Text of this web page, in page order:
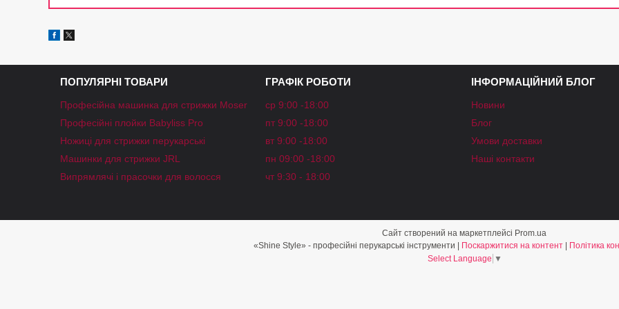
ПОПУЛЯРНІ ТОВАРИ
Професійна машинка для стрижки Moser
Професійні плойки Babyliss Pro
Ножиці для стрижки перукарські
Машинки для стрижки JRL
Випрямлячі і прасочки для волосся
ГРАФІК РОБОТИ
ср 9:00 -18:00
пт 9:00 -18:00
вт 9:00 -18:00
пн 09:00 -18:00
чт 9:30 - 18:00
ІНФОРМАЦІЙНИЙ БЛОГ
Новини
Блог
Умови доставки
Наші контакти
Сайт створений на маркетплейсі Prom.ua
Поскаржитися на контент
Політика
Select Language ▼